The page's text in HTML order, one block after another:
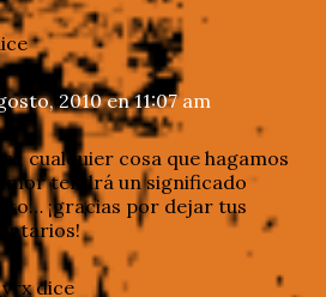
2010 en 11:07 am
sí, cualquier cosa que hagamos
tendrá un significado
¡gracias por dejar tus
dice